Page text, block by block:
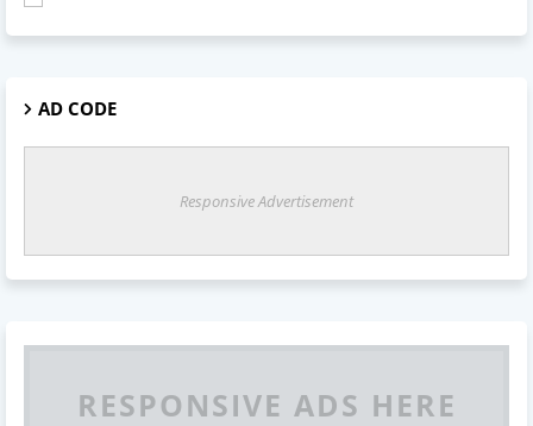
AD CODE
Responsive Advertisement
RESPONSIVE ADS HERE